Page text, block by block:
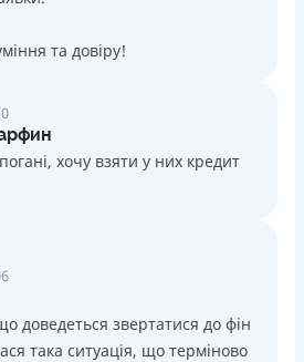
та довіру!
хочу взяти у них кредит
доведеться звертатися до фін
така ситуація, що терміново